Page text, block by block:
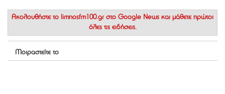
Ακολουθήστε το limnosfm100.gr στο Google News και μάθετε πρώτοι
όλες τις ειδήσεις.
Μοιραστείτε το